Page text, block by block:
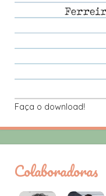
Faça o download!
Colaboradoras